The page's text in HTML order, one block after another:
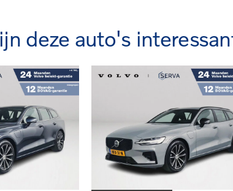
deze auto's